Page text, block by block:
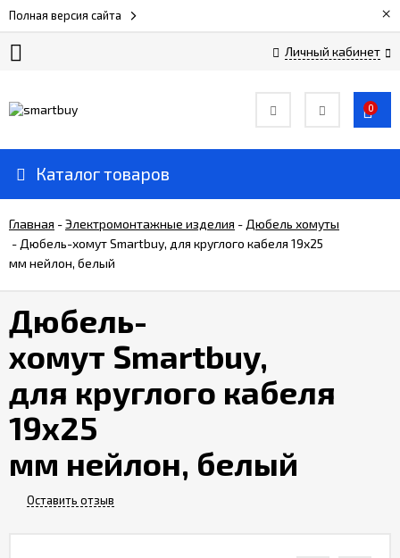
Полная версия сайта ×
Личный кабинет
Прайс-
Доставка
и
оплата
Контакты
Отзывы
0
Каталог товаров
Главная -Электромонтажные изделия - Дюбель хомуты
- Дюбель-хомут Smartbuy, для круглого кабеля 19x25
мм нейлон, белый
Дюбель-
хомут Smartbuy,
для круглого кабеля
19x25
мм нейлон, белый
Оставить отзыв